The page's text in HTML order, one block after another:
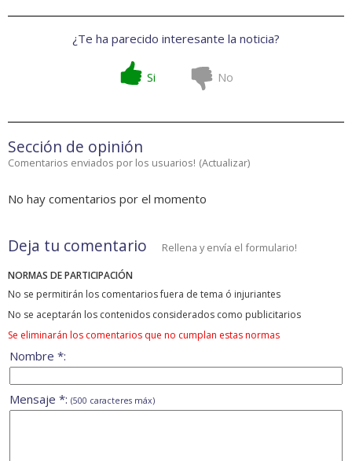
¿Te ha parecido interesante la noticia?
Si No
Sección de opinión
Comentarios enviados por los usuarios! (Actualizar)
No hay comentarios por el momento
Deja tu comentario Rellena y envía el formulario!
NORMAS DE PARTICIPACIÓN
No se permitirán los comentarios fuera de tema ó injuriantes
No se aceptarán los contenidos considerados como publicitarios
Se eliminarán los comentarios que no cumplan estas normas
Nombre *:
Mensaje *: (500 caracteres máx)